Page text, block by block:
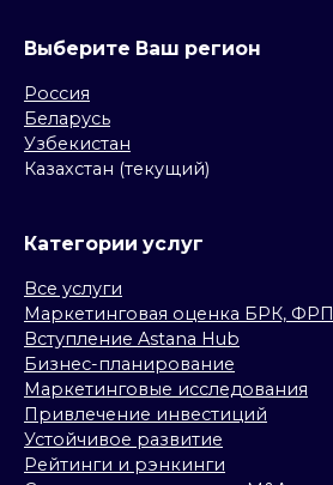
Выберите Ваш регион
Россия
Беларусь
Узбекистан
Казахстан (текущий)
Категории услуг
Все услуги
Маркетинговая оценка БРК, ФРП
Вступление Astana Hub
Бизнес-планирование
Маркетинговые исследования
Привлечение инвестиций
Устойчивое развитие
Рейтинги и рэнкинги